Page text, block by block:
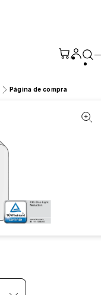
Página de compra